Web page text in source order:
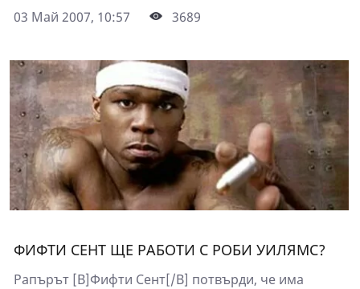
03 Май 2007, 10:57
3689
ФИФТИ СЕНТ ЩЕ РАБОТИ С РОБИ УИЛЯМС?
Рапърът [B]Фифти Сент[/B] потвърди, че има